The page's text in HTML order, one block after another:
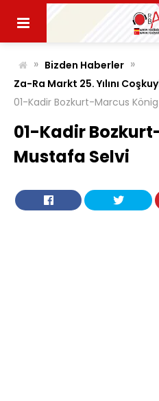
content
» Bizden Haberler »
Za-Ra Markt 25. Yılını
01-Kadir Bozkurt-Marcus
01-Kadir
Mustafa Selvi